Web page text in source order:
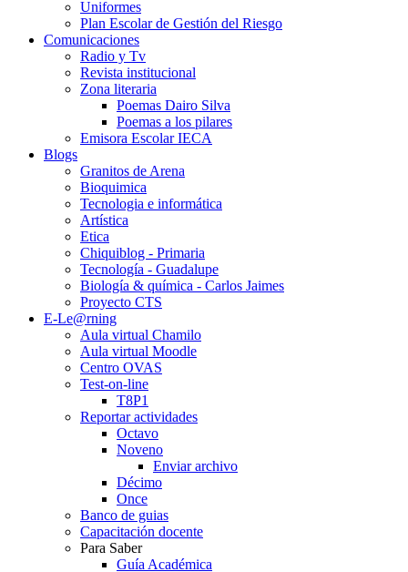
Uniformes
Plan Escolar de Gestión del Riesgo
Comunicaciones
Radio y Tv
Revista institucional
Zona literaria
Poemas Dairo Silva
Poemas a los pilares
Emisora Escolar IECA
Blogs
Granitos de Arena
Bioquimica
Tecnologia e informática
Artística
Etica
Chiquiblog - Primaria
Tecnología - Guadalupe
Biología & química - Carlos Jaimes
Proyecto CTS
E-Le@rning
Aula virtual Chamilo
Aula virtual Moodle
Centro OVAS
Test-on-line
T8P1
Reportar actividades
Octavo
Noveno
Enviar archivo
Décimo
Once
Banco de guias
Capacitación docente
Para Saber
Guía Académica